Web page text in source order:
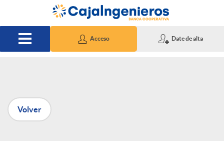
Saltar al contenido principal
Acceso Date de alta
P
u
Volver